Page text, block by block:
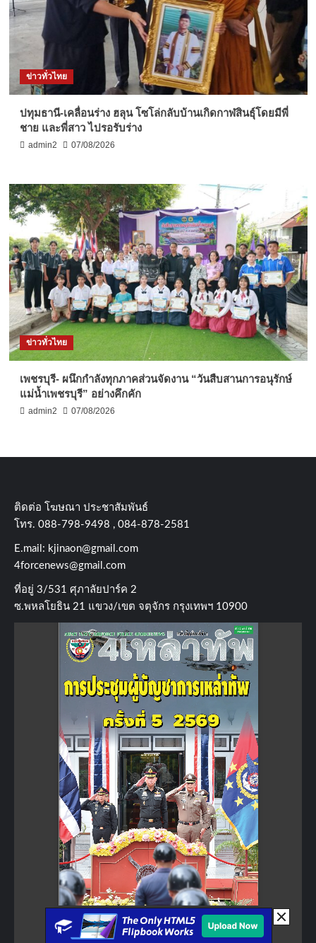
ข่าวทั่วไทย
ปทุมธานี-เคลื่อนร่าง ฮลุน โซโล่กลับบ้านเกิดกาฬสินธุ์โดยมีพี่
ชาย และพี่สาว ไปรอรับร่าง
admin2 07/08/2026
ข่าวทั่วไทย
เพชรบุรี- ผนึกกำลังทุกภาคส่วนจัดงาน “วันสืบสานการอนุรักษ์
แม่น้ำเพชรบุรี” อย่างคึกคัก
admin2 07/08/2026
ติดต่อ​ โฆษณา​ ประชาสัมพันธ์
โทร​. 088-798-9498 , 084-878-2581
E.mail: kjinaon@gmail.com
4forcenews@gmail.com
ที่อยู่​ 3/531​ ศุภาลัยปาร์ค​ 2
ซ.พหลโยธิน​ 21​ แขวง/เขต​ จตุจักร​ กรุงเทพฯ 10900